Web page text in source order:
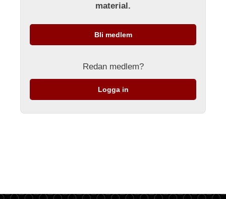
material.
Bli medlem
Redan medlem?
Logga in